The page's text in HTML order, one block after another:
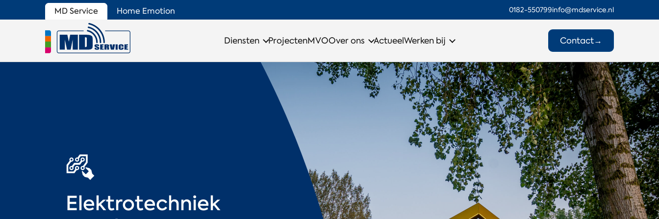
MD Service Home Emotion 0182-550799info@mdservice.nl
Diensten ProjectenMVOOver ons ActueelWerken bij Contact→
Elektrotechniek